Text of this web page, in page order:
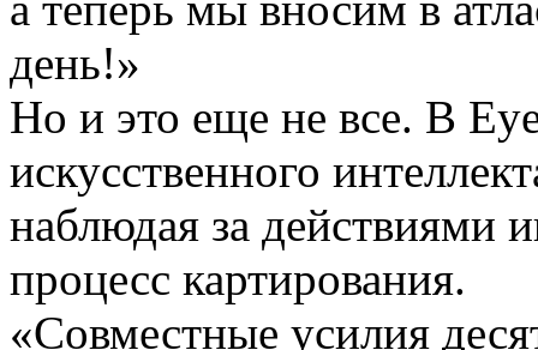
день!»
Но и это еще не все. В
искусственного
наблюдая за действиями
процесс картирования.
«Совместные усилия